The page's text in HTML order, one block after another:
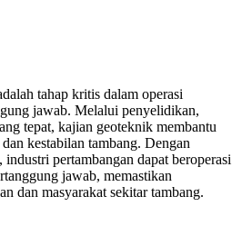
tahap kritis dalam operasi
jawab. Melalui penyelidikan,
tepat, kajian geoteknik membantu
kestabilan tambang. Dengan
pertambangan dapat beroperasi
jawab, memastikan
dan masyarakat sekitar tambang.